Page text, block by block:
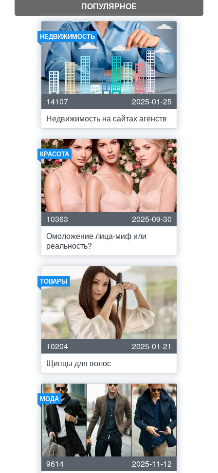
ПОПУЛЯРНОЕ
НЕДВИЖИМОСТЬ
14107
2025-01-25
Недвижимость на сайтах агенств
КРАСОТА
10363
2025-09-30
Омоложение лица-миф или
реальность?
ТОВАРЫ
10204
2025-01-21
Щипцы для волос
МОДА
9614 2025-11-12